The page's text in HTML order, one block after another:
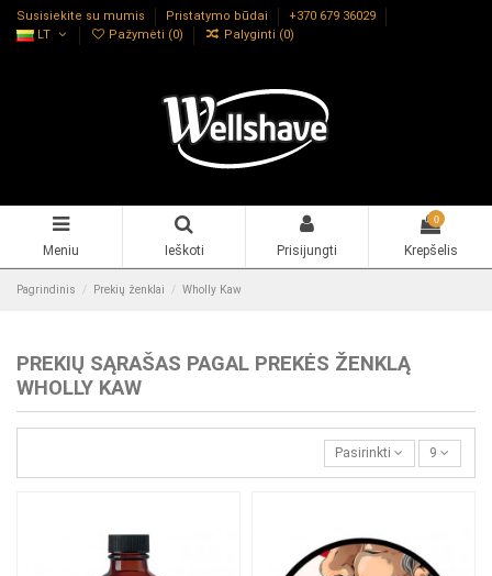
Susisiekite su mumis Pristatymo būdai
+370 679 36029
LT
Pažymėti (0) Palyginti (0)
Meniu Ieškoti Prisijungti
0
Krepšelis
Pagrindinis Prekių ženklai Wholly Kaw
PREKIŲ SĄRAŠAS PAGAL PREKĖS ŽENKLĄ
WHOLLY KAW
Pasirinkti 9